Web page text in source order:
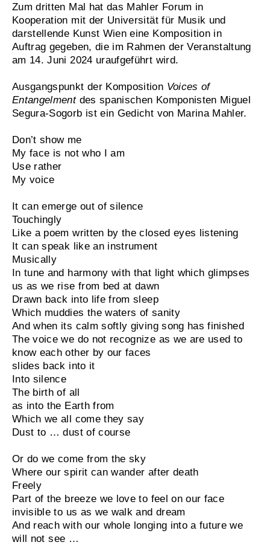
Zum dritten Mal hat das Mahler Forum in
Kooperation mit der Universität für Musik und
darstellende Kunst Wien eine Komposition in
Auftrag gegeben, die im Rahmen der Veranstaltung
am 14. Juni 2024 uraufgeführt wird.
Ausgangspunkt der Komposition Voices of
Entangelmentdes spanischen Komponisten Miguel
Segura-Sogorb ist ein Gedicht von Marina Mahler.
Don’t show me
My face is not who I am
Use rather
My voice
It can emerge out of silence
Touchingly
Like a poem written by the closed eyes listening
It can speak like an instrument
Musically
In tune and harmony with that light which glimpses
us as we rise from bed at dawn
Drawn back into life from sleep
Which muddies the waters of sanity
And when its calm softly giving song has finished
The voice we do not recognize as we are used to
know each other by our faces
slides back into it
Into silence
The birth of all
as into the Earth from
Which we all come they say
Dust to … dust of course
Or do we come from the sky
Where our spirit can wander after death
Freely
Part of the breeze we love to feel on our face
invisible to us as we walk and dream
And reach with our whole longing into a future we
will not see …